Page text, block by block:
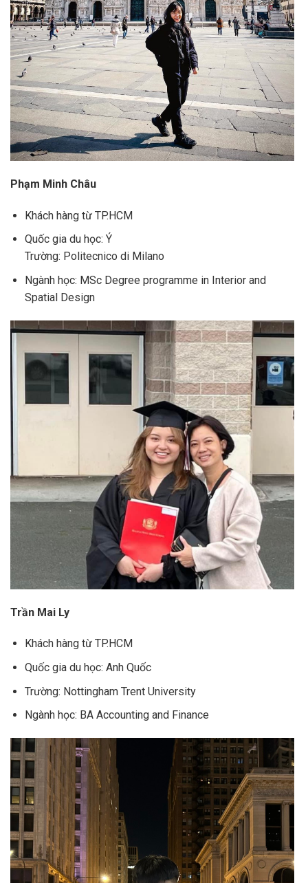
Phạm Minh Châu
Khách hàng từ TP.HCM
Quốc gia du học: Ý
Trường: Politecnico di Milano
Ngành học: MSc Degree programme in Interior and
Spatial Design
Trần Mai Ly
Khách hàng từ TP.HCM
Quốc gia du học: Anh Quốc
Trường: Nottingham Trent University
Ngành học: BA Accounting and Finance